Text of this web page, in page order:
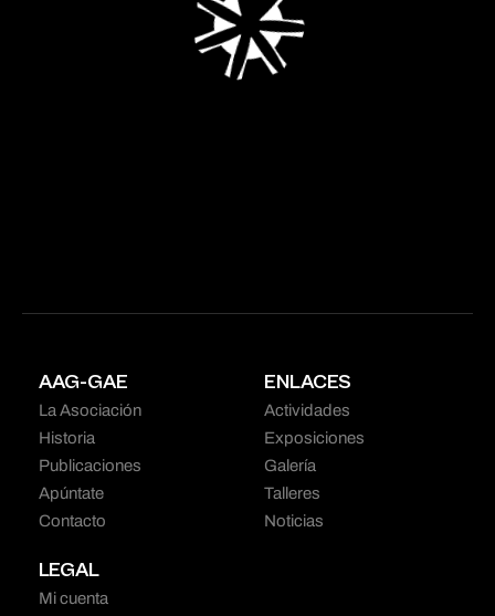
AAG-GAE
La Asociación
Historia
Publicaciones
Apúntate
Contacto
ENLACES
Actividades
Exposiciones
Galería
Talleres
Noticias
LEGAL
Mi cuenta